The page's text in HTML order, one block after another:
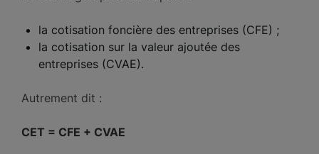
la cotisation foncière des entreprises (CFE) ;
la cotisation sur la valeur ajoutée des
entreprises (CVAE).
Autrement dit :
CET = CFE + CVAE